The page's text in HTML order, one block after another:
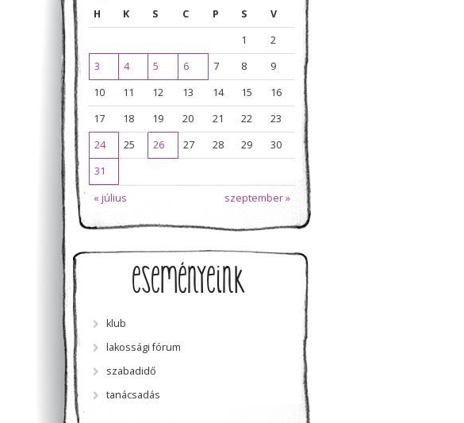
H
K S C P S
V
1
2
3
4 5 6 7 8
9
10
11 12 13 14 15
16
17
18 19 20 21 22
23
24
25 26 27 28 29
30
31
« július
szeptember »
eseményeink
klub
lakossági fórum
szabadidő
tanácsadás